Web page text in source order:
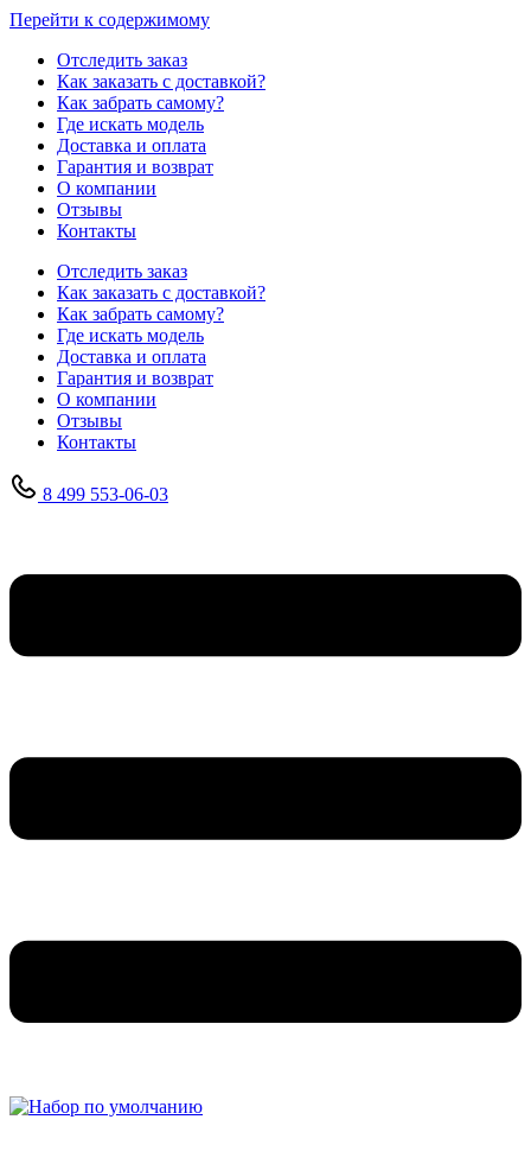
Перейти к содержимому
Отследить заказ
Как заказать с доставкой?
Как забрать самому?
Где искать модель
Доставка и оплата
Гарантия и возврат
О компании
Отзывы
Контакты
Отследить заказ
Как заказать с доставкой?
Как забрать самому?
Где искать модель
Доставка и оплата
Гарантия и возврат
О компании
Отзывы
Контакты
8 499 553-06-03